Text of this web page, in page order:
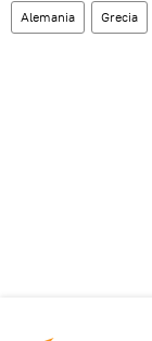
Alemania Grecia